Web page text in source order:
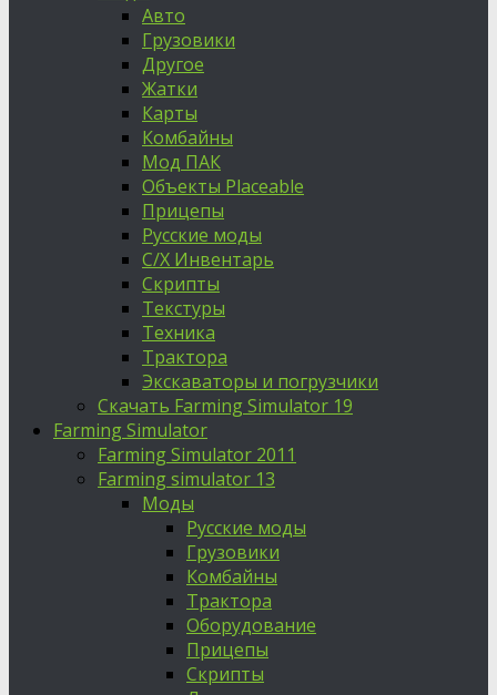
Авто
Грузовики
Другое
Жатки
Карты
Комбайны
Мод ПАК
Объекты Placeable
Прицепы
Русские моды
С/Х Инвентарь
Скрипты
Текстуры
Техника
Трактора
Экскаваторы и погрузчики
Скачать Farming Simulator 19
Farming Simulator
Farming Simulator 2011
Farming simulator 13
Моды
Русские моды
Грузовики
Комбайны
Трактора
Оборудование
Прицепы
Скрипты